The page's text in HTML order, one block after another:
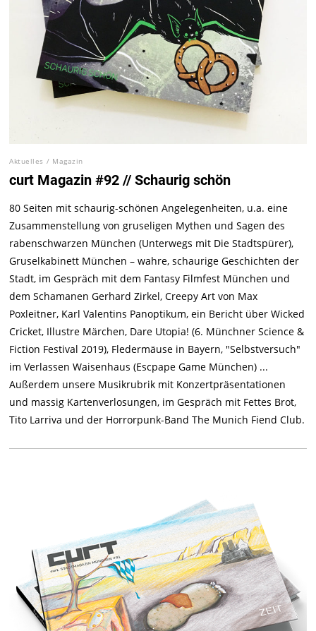
Aktuelles / Magazin
curt Magazin #92 // Schaurig schön
80 Seiten mit schaurig-schönen Angelegenheiten, u.a. eine
Zusammenstellung von gruseligen Mythen und Sagen des
rabenschwarzen München (Unterwegs mit Die Stadtspürer),
Gruselkabinett München – wahre, schaurige Geschichten der
Stadt, im Gespräch mit dem Fantasy Filmfest München und
dem Schamanen Gerhard Zirkel, Creepy Art von Max
Poxleitner, Karl Valentins Panoptikum, ein Bericht über Wicked
Cricket, Illustre Märchen, Dare Utopia! (6. Münchner Science &
Fiction Festival 2019), Fledermäuse in Bayern, "Selbstversuch"
im Verlassen Waisenhaus (Escpape Game München) ...
Außerdem unsere Musikrubrik mit Konzertpräsentationen
und massig Kartenverlosungen, im Gespräch mit Fettes Brot,
Tito Larriva und der Horrorpunk-Band The Munich Fiend Club.